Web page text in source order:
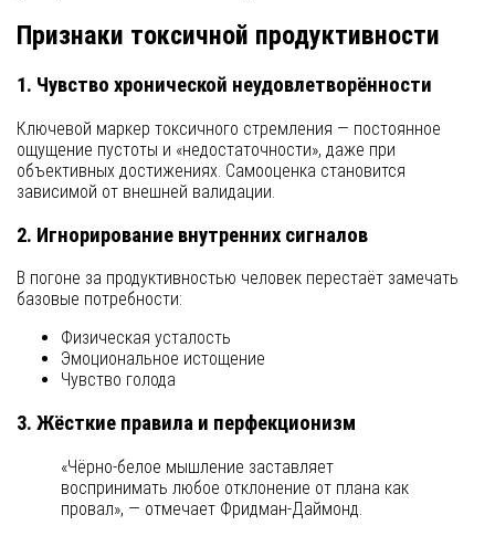
Признаки токсичной продуктивности
1. Чувство хронической неудовлетворённости
Ключевой маркер токсичного стремления — постоянное
ощущение пустоты и «недостаточности», даже при
объективных достижениях. Самооценка становится
зависимой от внешней валидации.
2. Игнорирование внутренних сигналов
В погоне за продуктивностью человек перестаёт замечать
базовые потребности:
Физическая усталость
Эмоциональное истощение
Чувство голода
3. Жёсткие правила и перфекционизм
«Чёрно-белое мышление заставляет
воспринимать любое отклонение от плана как
провал», — отмечает Фридман-Даймонд.